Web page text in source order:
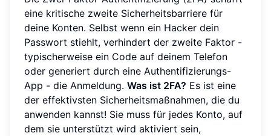
eine kritische zweite Sicherheitsbarriere für
deine Konten. Selbst wenn ein Hacker dein
Passwort stiehlt, verhindert der zweite Faktor -
typischerweise ein Code auf deinem Telefon
oder generiert durch eine Authentifizierungs-
App - die Anmeldung. Was ist 2FA? Es ist eine
der effektivsten Sicherheitsmaßnahmen, die du
anwenden kannst! Sie muss für jedes Konto, auf
dem sie unterstützt wird aktiviert sein,